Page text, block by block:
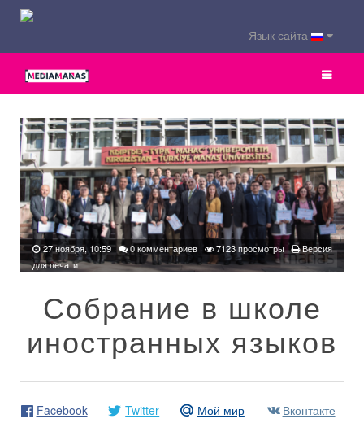
Язык сайта
27 ноября, 10:59· 0 комментариев · 7123 просмотры ·
Версия
для печати
Собрание в школе
иностранных языков
Facebook Twitter Мой мир
Вконтакте